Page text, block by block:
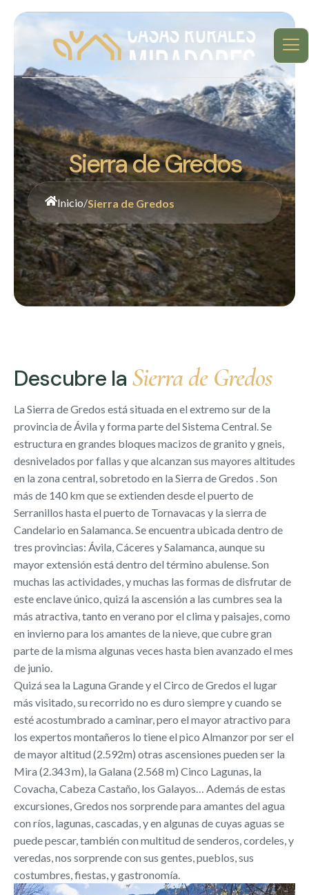
Sierra de Gredos
Inicio/Sierra de Gredos
Descubre la Sierra de Gredos
La Sierra de Gredos está situada en el extremo sur de la
provincia de Ávila y forma parte del Sistema Central. Se
estructura en grandes bloques macizos de granito y gneis,
desnivelados por fallas y que alcanzan sus mayores altitudes
en la zona central, sobretodo en la Sierra de Gredos . Son
más de 140 km que se extienden desde el puerto de
Serranillos hasta el puerto de Tornavacas y la sierra de
Candelario en Salamanca. Se encuentra ubicada dentro de
tres provincias: Ávila, Cáceres y Salamanca, aunque su
mayor extensión está dentro del término abulense. Son
muchas las actividades, y muchas las formas de disfrutar de
este enclave único, quizá la ascensión a las cumbres sea la
más atractiva, tanto en verano por el clima y paisajes, como
en invierno para los amantes de la nieve, que cubre gran
parte de la misma algunas veces hasta bien avanzado el mes
de junio.
Quizá sea la Laguna Grande y el Circo de Gredos el lugar
más visitado, su recorrido no es duro siempre y cuando se
esté acostumbrado a caminar, pero el mayor atractivo para
los expertos montañeros lo tiene el pico Almanzor por ser el
de mayor altitud (2.592m) otras ascensiones pueden ser la
Mira (2.343 m), la Galana (2.568 m) Cinco Lagunas, la
Covacha, Cabeza Castaño, los Galayos… Además de estas
excursiones, Gredos nos sorprende para amantes del agua
con ríos, lagunas, cascadas, y en algunas de cuyas aguas se
puede pescar, también con multitud de senderos, cordeles, y
veredas, nos sorprende con sus gentes, pueblos, sus
costumbres, fiestas, y gastronomía.